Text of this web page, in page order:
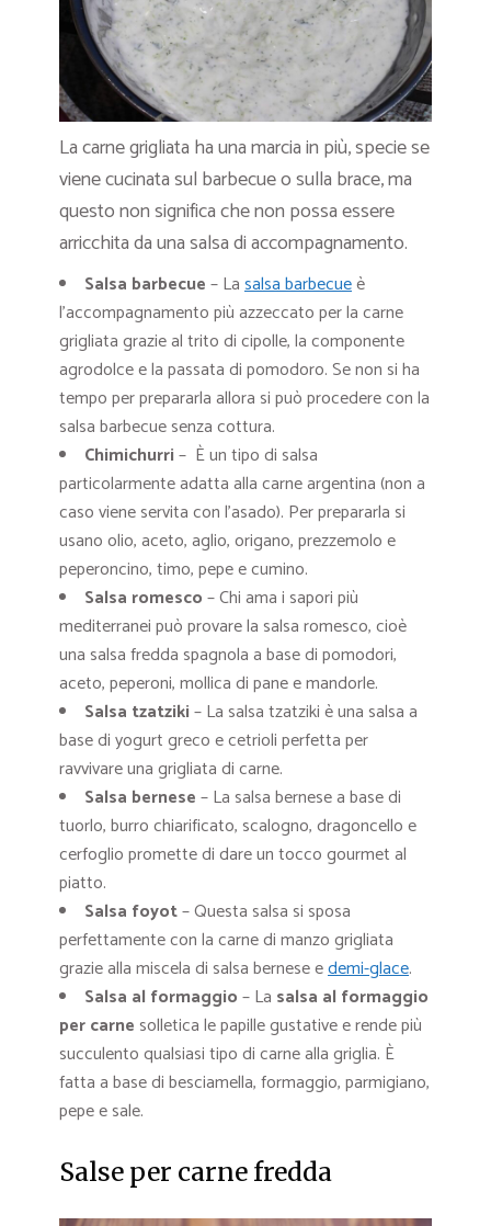
La carne grigliata ha una marcia in più, specie se
viene cucinata sul barbecue o sulla brace, ma
questo non significa che non possa essere
arricchita da una salsa di accompagnamento.
Salsa barbecue– Lasalsa barbecueè
l’accompagnamento più azzeccato per la carne
grigliata grazie al trito di cipolle, la componente
agrodolce e la passata di pomodoro. Se non si ha
tempo per prepararla allora si può procedere con la
salsa barbecue senza cottura.
Chimichurri– È un tipo di salsa
particolarmente adatta alla carne argentina (non a
caso viene servita con l’asado). Per prepararla si
usano olio, aceto, aglio, origano, prezzemolo e
peperoncino, timo, pepe e cumino.
Salsa romesco– Chi ama i sapori più
mediterranei può provare la salsa romesco, cioè
una salsa fredda spagnola a base di pomodori,
aceto, peperoni, mollica di pane e mandorle.
Salsa tzatziki– La salsa tzatziki è una salsa a
base di yogurt greco e cetrioli perfetta per
ravvivare una grigliata di carne.
Salsa bernese– La salsa bernese a base di
tuorlo, burro chiarificato, scalogno, dragoncello e
cerfoglio promette di dare un tocco gourmet al
piatto.
Salsa foyot– Questa salsa si sposa
perfettamente con la carne di manzo grigliata
grazie alla miscela di salsa bernese edemi-glace.
Salsa al formaggio– La salsa al formaggio
per carne solletica le papille gustative e rende più
succulento qualsiasi tipo di carne alla griglia. È
fatta a base di besciamella, formaggio, parmigiano,
pepe e sale.
Salse per carne fredda